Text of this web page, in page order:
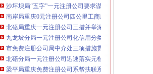
南岸局重庆0元注册公司四公里工商所推行办案新模式
北碚局重庆一元注册公司三措并举深入开展大讨论
九龙坡分局一元注册公司化信用分类监管年度重点工作
市免费注册公司局中介处三项措施贯彻落实廉政工作会
北碚分局一元注册公司迅速落实元楷局长要求 积开展震
梁平局重庆免费注册公司系帮扶联系村灾期送温暖
万盛局组织红盾巾帼志愿者陪护在地震中受重伤的一元